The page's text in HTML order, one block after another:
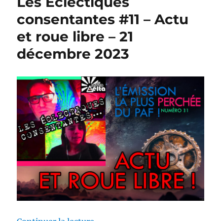
consentantes #11 – Actu
et roue libre – 21
décembre 2023